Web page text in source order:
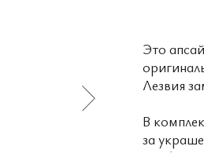
Это
Лезвия
В
за
что бы